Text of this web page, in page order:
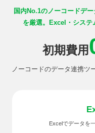
国内No.1のノーコードデ
を厳選。
Excel・システ
初期費用
ノーコードのデータ連携ツ
Excelでデータを